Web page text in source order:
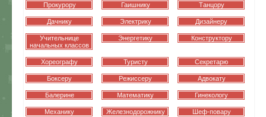
Прокурору Гаишнику Танцору
Дачнику Электрику Дизайнеру
Учительнице
начальных классов
Энергетику Конструктору
Хореографу Туристу Секретарю
Боксеру Режиссеру Адвокату
Балерине Математику Гинекологу
Механику Железнодорожнику Шеф-повару